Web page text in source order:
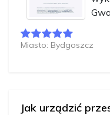
Miasto: Bydgoszcz
Jak urządzić